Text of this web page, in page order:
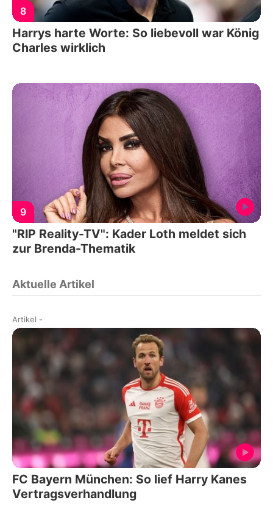
8
Harrys harte Worte: So liebevoll war König
Charles wirklich
9
"RIP Reality-TV": Kader Loth meldet sich
zur Brenda-Thematik
Aktuelle Artikel
Artikel -
FC Bayern München: So lief Harry Kanes
Vertragsverhandlung